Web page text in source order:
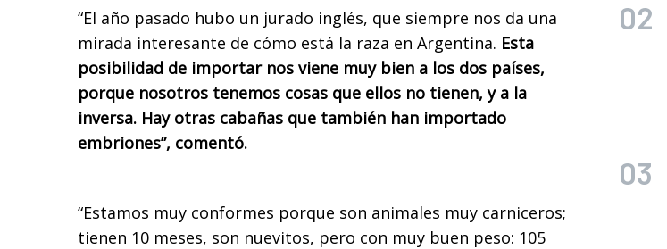
“El año pasado hubo un jurado inglés, que siempre nos da una
mirada interesante de cómo está la raza en Argentina. Esta
posibilidad de importar nos viene muy bien a los dos países,
porque nosotros tenemos cosas que ellos no tienen, y a la
inversa. Hay otras cabañas que también han importado
embriones”, comentó.
“Estamos muy conformes porque son animales muy carniceros;
tienen 10 meses, son nuevitos, pero con muy buen peso: 105